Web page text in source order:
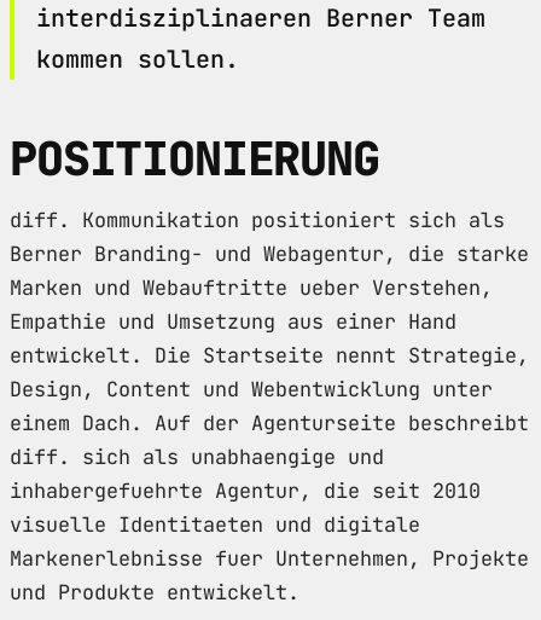
interdisziplinaeren Berner Team
kommen sollen.
POSITIONIERUNG
diff. Kommunikation positioniert sich als
Berner Branding- und Webagentur, die starke
Marken und Webauftritte ueber Verstehen,
Empathie und Umsetzung aus einer Hand
entwickelt. Die Startseite nennt Strategie,
Design, Content und Webentwicklung unter
einem Dach. Auf der Agenturseite beschreibt
diff. sich als unabhaengige und
inhabergefuehrte Agentur, die seit 2010
visuelle Identitaeten und digitale
Markenerlebnisse fuer Unternehmen, Projekte
und Produkte entwickelt.